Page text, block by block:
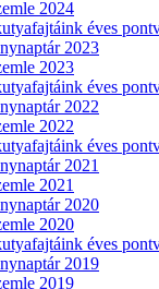
2024
éves
2023
2023
éves
2022
2022
éves
2021
2021
2020
2020
éves
2019
2019